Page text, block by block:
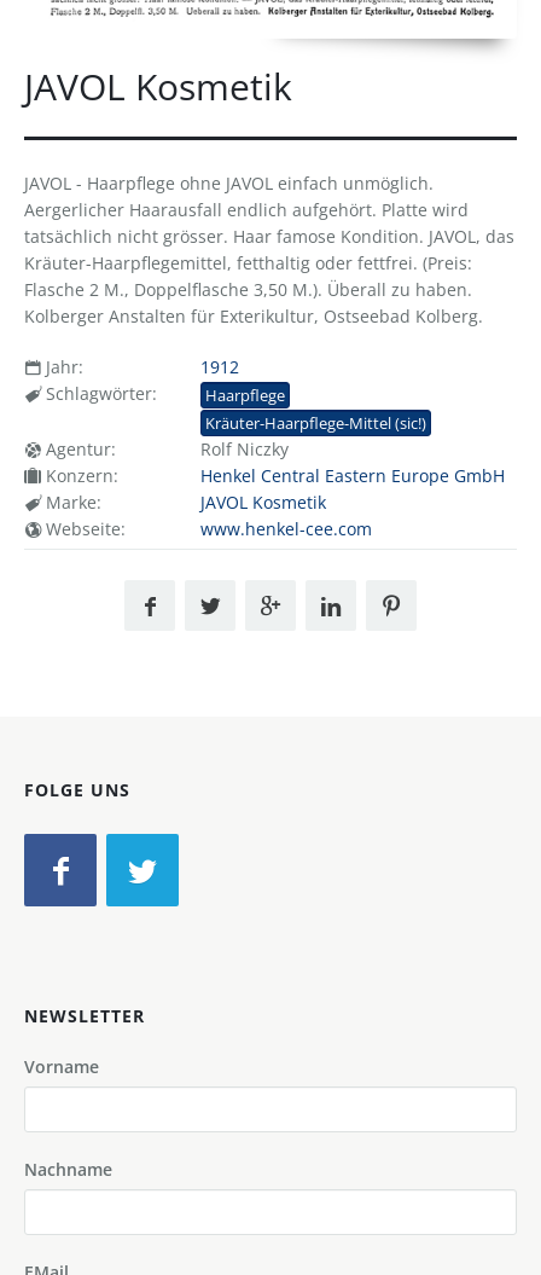
JAVOL Kosmetik
JAVOL - Haarpflege ohne JAVOL einfach unmöglich.
Aergerlicher Haarausfall endlich aufgehört. Platte wird
tatsächlich nicht grösser. Haar famose Kondition. JAVOL, das
Kräuter-Haarpflegemittel, fetthaltig oder fettfrei. (Preis:
Flasche 2 M., Doppelflasche 3,50 M.). Überall zu haben.
Kolberger Anstalten für Exterikultur, Ostseebad Kolberg.
Jahr:
1912
Schlagwörter:
Haarpflege
Kräuter-Haarpflege-Mittel (sic!)
Agentur:
Rolf Niczky
Konzern:
Henkel Central Eastern Europe GmbH
Marke:
JAVOL Kosmetik
Webseite:
www.henkel-cee.com
FOLGE UNS
NEWSLETTER
Vorname
Nachname